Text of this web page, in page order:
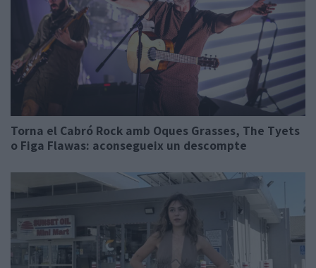
Torna el Cabró Rock amb Oques Grasses, The Tyets
o Figa Flawas: aconsegueix un descompte